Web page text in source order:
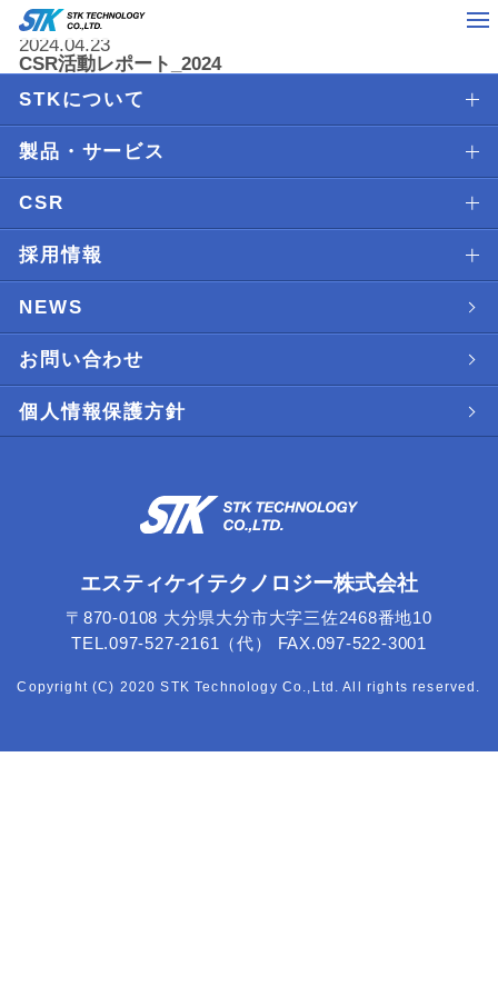
2024.04.23
CSR活動レポート_2024
STKについて
製品・サービス
CSR
採用情報
NEWS
お問い合わせ
個人情報保護方針
エスティケイテクノロジー株式会社
〒870-0108 大分県大分市大字三佐2468番地10
TEL.097-527-2161（代） FAX.097-522-3001
Copyright (C) 2020 STK Technology Co.,Ltd. All rights reserved.